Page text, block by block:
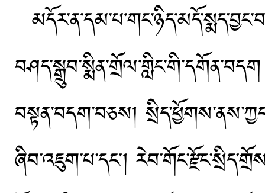
བཤད་སྒྲུབ་སྨིན་གྲོལ་གླིང་གི་དགོན་བདག
བསྟན་བདག་བཅས།
ཞིབ་འཇུག་པ་དང༌།